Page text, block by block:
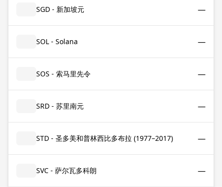
SGD - 新加坡元 —
SOL - Solana —
SOS - 索马里先令 —
SRD - 苏里南元 —
STD - 圣多美和普林西比多布拉 (1977–2017) —
SVC - 萨尔瓦多科朗 —